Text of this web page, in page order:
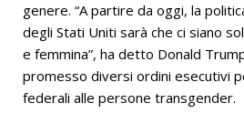
genere. “A partire da oggi, la
degli Stati Uniti sarà che ci siano
e femmina”, ha detto Donald
promesso diversi ordini esecutivi
federali alle persone transgender.